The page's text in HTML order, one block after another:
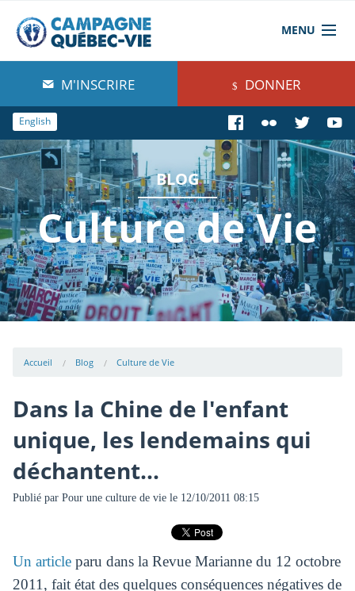
MENU
À propos de nous
Blog
Comprendre
Agir
Boutique
M'INSCRIRE DONNER
English
BLOG
Culture de Vie
Accueil Blog Culture de Vie
Dans la Chine de l'enfant
unique, les lendemains qui
déchantent...
Publié par Pour une culture de viele 12/10/2011 08:15
Un article paru dans la Revue Marianne du 12 octobre
2011, fait état des quelques conséquences négatives de